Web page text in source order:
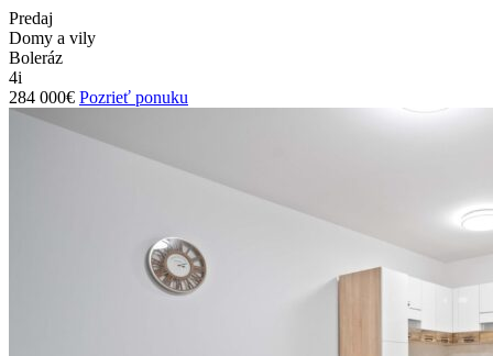
Predaj
Domy a vily
Boleráz
4i
284 000€ Pozrieť ponuku